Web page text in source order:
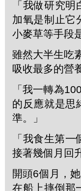
「我做研究
加氧是制止它
小麥草等手段
雖然大半生吃
吸收最多的營
「我一轉為
的反應就是思
準。」
「我食生第
接著幾個月回
開頭6個月，
在船上摔倒那